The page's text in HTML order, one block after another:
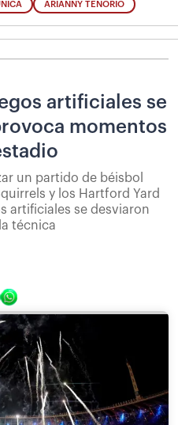
ARIANNY TENORIO
artificiales se
momentos
un partido de béisbol
y los Hartford Yard
artificiales se desviaron
técnica